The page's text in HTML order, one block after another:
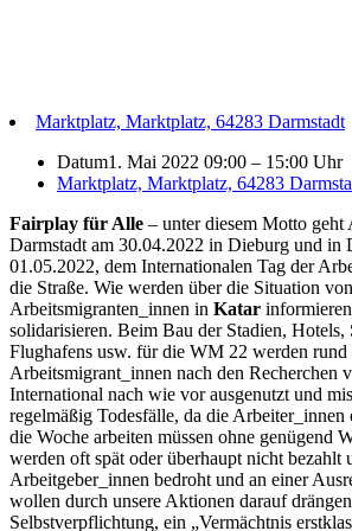
Marktplatz, Marktplatz, 64283 Darmstadt
Datum1. Mai 2022 09:00 – 15:00 Uhr
Marktplatz, Marktplatz, 64283
Fairplay für Alle – unter diesem Motto geht
Darmstadt am 30.04.2022 in Dieburg und in
01.05.2022, dem Internationalen Tag der
die Straße. Wie werden über die Situation von
Arbeitsmigranten_innen in Katar
solidarisieren. Beim Bau der Stadien, Hotels,
Flughafens usw. für die WM 22 werden
Arbeitsmigrant_innen nach den Recherchen
International nach wie vor ausgenutzt und
regelmäßig Todesfälle, da die Arbeiter_innen
die Woche arbeiten müssen ohne genügend
werden oft spät oder überhaupt nicht bezahlt
Arbeitgeber_innen bedroht und an einer
wollen durch unsere Aktionen darauf
Selbstverpflichtung, ein „Vermächtnis